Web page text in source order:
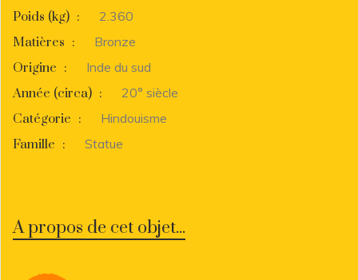
Poids (kg) :
2.360
Matières :
Bronze
Origine :
Inde du sud
Année (circa) :
20° siècle
Catégorie :
Hindouisme
Famille : Statue
A propos de cet objet...